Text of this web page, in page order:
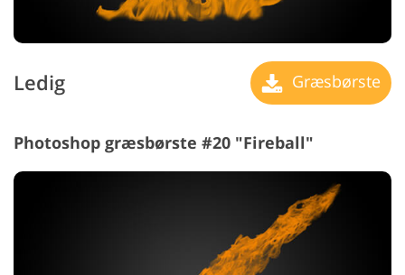
Ledig Græsbørste
Photoshop græsbørste #20 "Fireball"